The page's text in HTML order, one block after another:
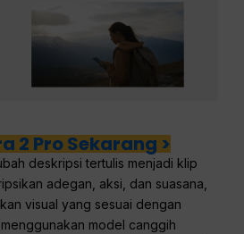
2 Pro Sekarang >
deskripsi tertulis menjadi klip
adegan, aksi, dan suasana,
visual yang sesuai dengan
model canggih